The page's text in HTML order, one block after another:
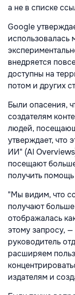
а не в списке
Google
использовалась
внедряется
доступны на
потом и других
Были опасения,
создателям
людей,
утверждает, что
ИИ" (AI
посещают
получить
"Мы видим, что
получают
отображалась
этому запросу,
руководитель
расширяем
издателям и